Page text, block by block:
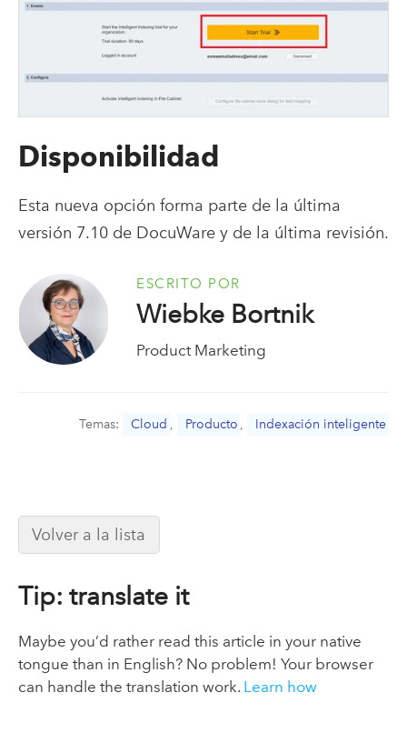
Disponibilidad
Esta nueva opción forma parte de la última
versión 7.10 de DocuWare y de la última revisión.
ESCRITO POR
Wiebke Bortnik
Product Marketing
Temas: Cloud , Producto , Indexación inteligente
Volver a la lista
Tip: translate it
Maybe you’d rather read this article in your native
tongue than in English? No problem! Your browser
can handle the translation work. Learn how